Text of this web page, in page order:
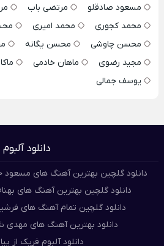
مسعود صادقلو
مرتضی باب
محمد کجوری
محمد امیری
محسن چاوشی
محسن یگانه
مجید رضوی
ماهان خادمی
یوسف جمالی
دانلود آلبوم
دانلود گلچین بهترین آهنگ های مسعود جلیلیان 1405
دانلود گلچین بهترین آهنگ های
دانلود گلچین تمام آهنگ های
دانلود بهترین آهنگ های مهدی
دانلود آلبوم فریک از